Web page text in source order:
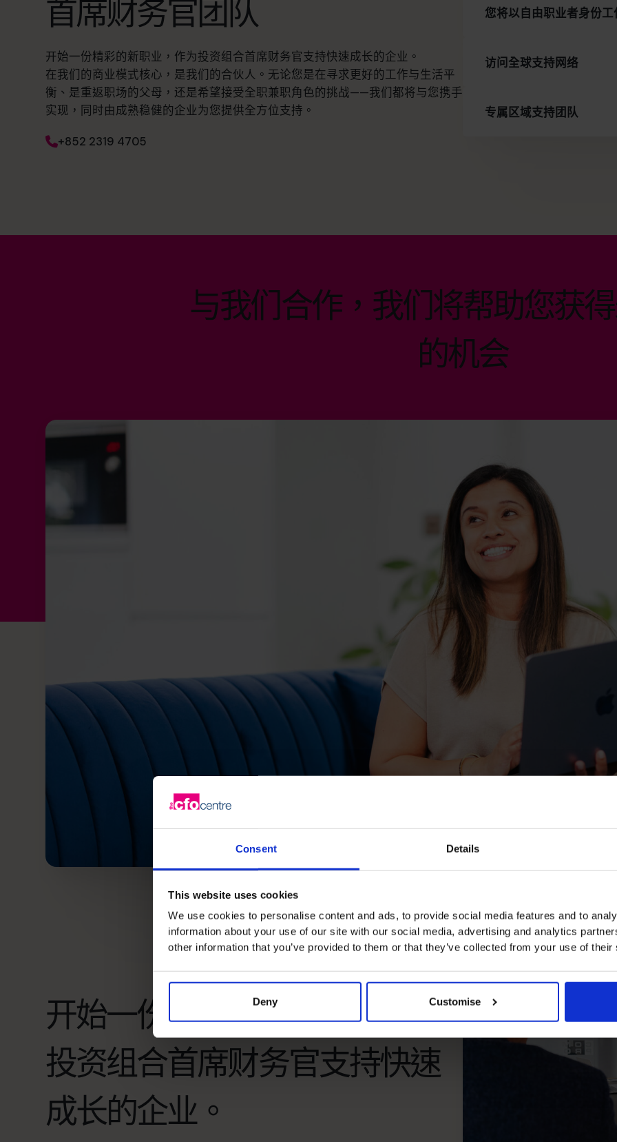
Consent Details
This website uses cookies
We use cookies to personalise content and ads, to provide social media features and to
information about your use of our site with our social media, advertising and analytics
other information that you’ve provided to them or that they’ve collected from your use of
Deny Customise
首席财务官团队
开始一份精彩的新职业，作为投资组合首席财务官支持快速成长的企业。
在我们的商业模式核心，是我们的合伙人。无论您是在寻求更好的工作与生活平
衡、是重返职场的父母，还是希望接受全职兼职角色的挑战——我们都将与您携手
实现，同时由成熟稳健的企业为您提供全方位支持。
+852 2319 4705
您将以自由职业者身份工
访问全球支持网络
专属区域支持团队
与我们合作，我们将帮助您获
的机会
开始一份精彩的新职业，作为
投资组合首席财务官支持快速
成长的企业。